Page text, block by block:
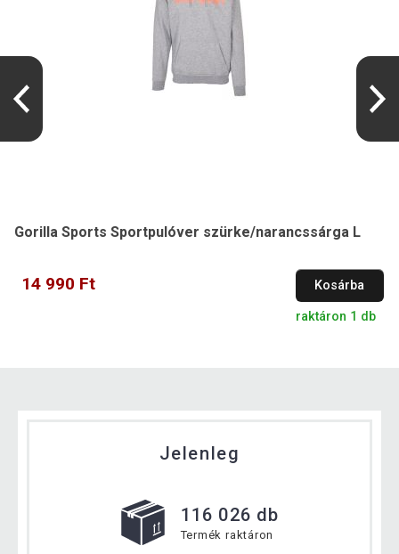
Gorilla Sports Sportpulóver szürke/narancssárga L
14 990 Ft Kosárba
raktáron 1 db
Jelenleg
116 026 db
Termék raktáron